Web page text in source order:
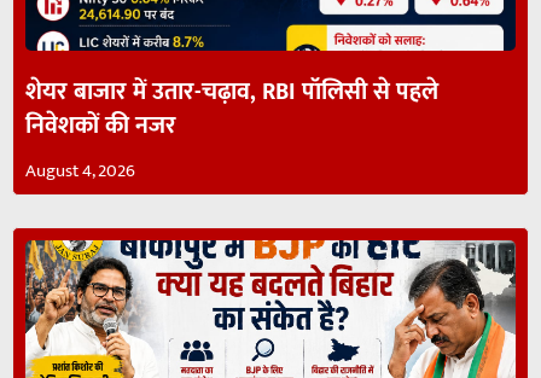
शेयर बाजार में उतार-चढ़ाव, RBI पॉलिसी से पहले
निवेशकों की नजर
August 4, 2026